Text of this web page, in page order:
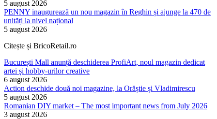
5 august 2026
PENNY inaugurează un nou magazin în Reghin și ajunge la 470 de
unități la nivel național
5 august 2026
Citește și BricoRetail.ro
București Mall anunță deschiderea ProfiArt, noul magazin dedicat
artei și hobby-urilor creative
6 august 2026
Action deschide două noi magazine, la Orăștie și Vladimirescu
5 august 2026
Romanian DIY market – The most important news from July 2026
3 august 2026